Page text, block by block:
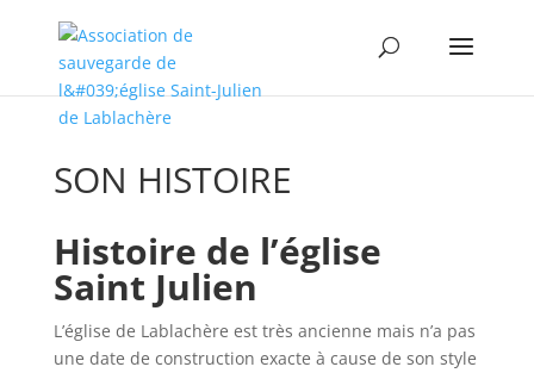
SON HISTOIRE
Histoire de l’église
Saint Julien
L’église de Lablachère est très ancienne mais n’a pas
une date de construction exacte à cause de son style